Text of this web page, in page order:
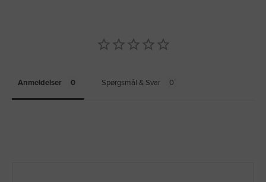
Anmeldelser Spørgsmål & Svar